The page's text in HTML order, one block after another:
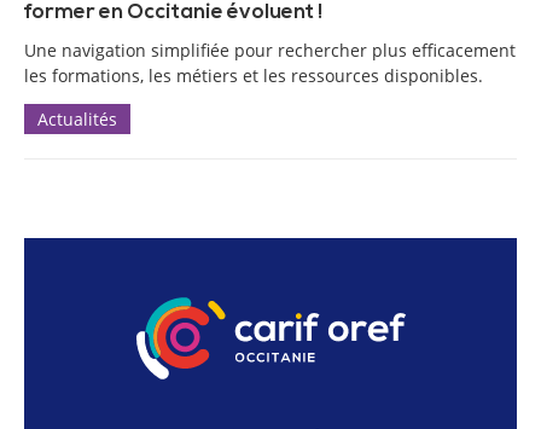
former en Occitanie évoluent !
Une navigation simplifiée pour rechercher plus efficacement
les formations, les métiers et les ressources disponibles.
Actualités